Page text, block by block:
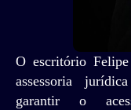
O escritório
assessoria
garantir o